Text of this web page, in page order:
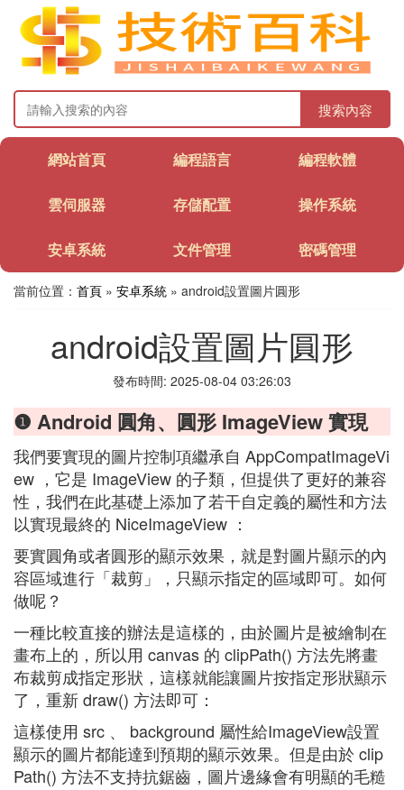
搜索內容
網站首頁 編程語言 編程軟體
雲伺服器 存儲配置 操作系統
安卓系統 文件管理 密碼管理
當前位置： 首頁 » 安卓系統 » android設置圖片圓形
android設置圖片圓形
發布時間: 2025-08-04 03:26:03
❶ Android 圓角、圓形 ImageView 實現
我們要實現的圖片控制項繼承自 AppCompatImageVi
ew ，它是 ImageView 的子類，但提供了更好的兼容
性，我們在此基礎上添加了若干自定義的屬性和方法
以實現最終的 NiceImageView ：
要實圓角或者圓形的顯示效果，就是對圖片顯示的內
容區域進行「裁剪」，只顯示指定的區域即可。如何
做呢？
一種比較直接的辦法是這樣的，由於圖片是被繪制在
畫布上的，所以用 canvas 的 clipPath() 方法先將畫
布裁剪成指定形狀，這樣就能讓圖片按指定形狀顯示
了，重新 draw() 方法即可：
這樣使用 src 、 background 屬性給ImageView設置
顯示的圖片都能達到預期的顯示效果。但是由於 clip
Path() 方法不支持抗鋸齒，圖片邊緣會有明顯的毛糙